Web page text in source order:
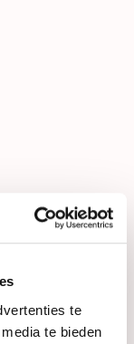
te
te bieden